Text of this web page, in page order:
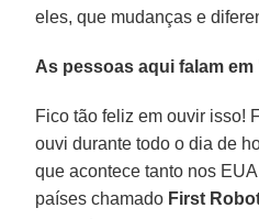
eles, que mudanças e
As pessoas aqui falam
Fico tão feliz em ouvir isso!
ouvi durante todo o dia de
que acontece tanto nos
países chamado First